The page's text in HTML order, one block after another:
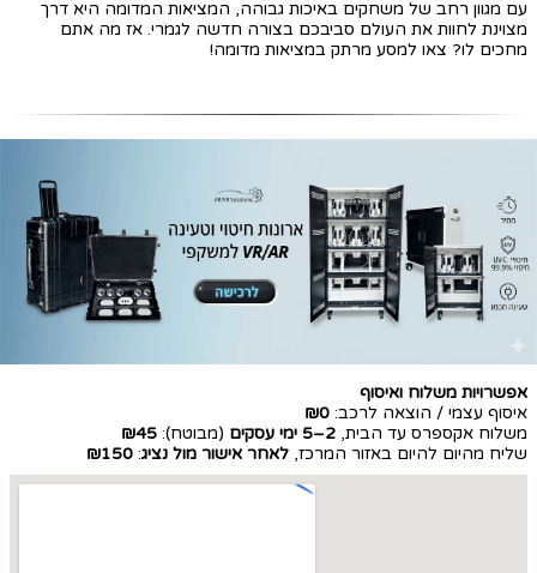
עם מגוון רחב של משחקים באיכות גבוהה, המציאות המדומה היא דרך
מצוינת לחוות את העולם סביבכם בצורה חדשה לגמרי. אז מה אתם
מחכים לו? צאו למסע מרתק במציאות מדומה!
אפשרויות משלוח ואיסוף
איסוף עצמי / הוצאה לרכב: ₪0
משלוח אקספרס עד הבית, 2–5 ימי עסקים (מבוטח): ₪45
שליח מהיום להיום באזור המרכז, לאחר אישור מול נציג:
₪150